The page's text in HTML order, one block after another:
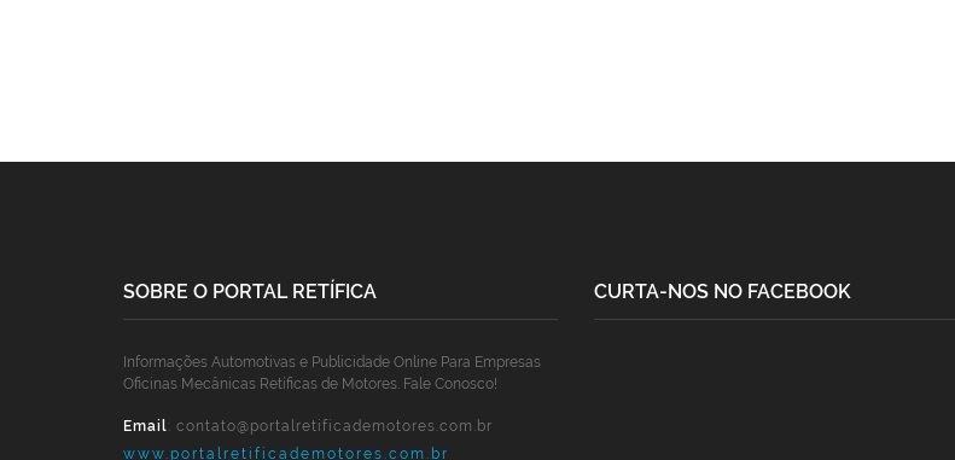
SOBRE O PORTAL RETÍFICA
Informações Automotivas e Publicidade Online Para Empresas
Oficinas Mecânicas Retíficas de Motores. Fale Conosco!
Email: contato@portalretificademotores.com.br
www.portalretificademotores.com.br
CURTA-NOS NO FACEBOOK